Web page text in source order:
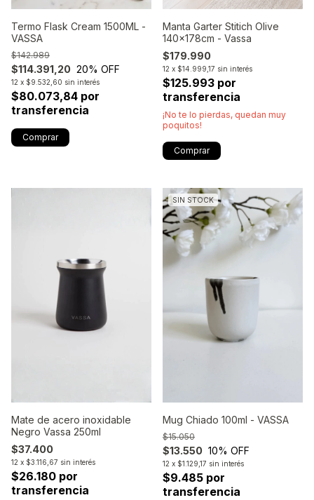
Termo Flask Cream 1500ML -
VASSA
$114.391,20
$142.989
20% OFF
12 x $9.532,60 sin interés
$80.073,84 por
transferencia
Manta Garter Stitich Olive
140x178cm - Vassa
$179.990
12 x $14.999,17 sin interés
$125.993 por
transferencia
¡No te lo pierdas, quedan muy
poquitos!
Mate de acero inoxidable
Negro Vassa 250ml
$37.400
12 x $3.116,67 sin interés
$26.180 por
transferencia
SIN STOCK
Mug Chiado 100ml - VASSA
$13.550
$15.050
10% OFF
12 x $1.129,17 sin interés
$9.485 por
transferencia